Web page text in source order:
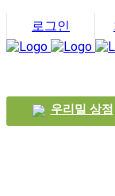
로그인
우리밀 상점